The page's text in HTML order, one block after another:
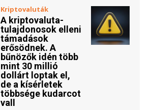
Kriptovaluták
A kriptovaluta-
tulajdonosok elleni
támadások
erősödnek. A
bűnözők idén több
mint 30 millió
dollárt loptak el,
de a kísérletek
többsége kudarcot
vall